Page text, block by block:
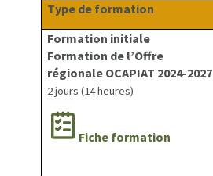
Type de formation
Formation initiale
Formation de l’Offre
régionale OCAPIAT 2024-2027
2 jours (14 heures)
Fiche formation